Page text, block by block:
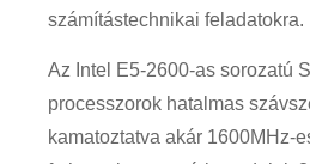
számítástechnikai feladatokra.
Az Intel E5-2600-as sorozatú
processzorok hatalmas
kamatoztatva akár 1600MHz-